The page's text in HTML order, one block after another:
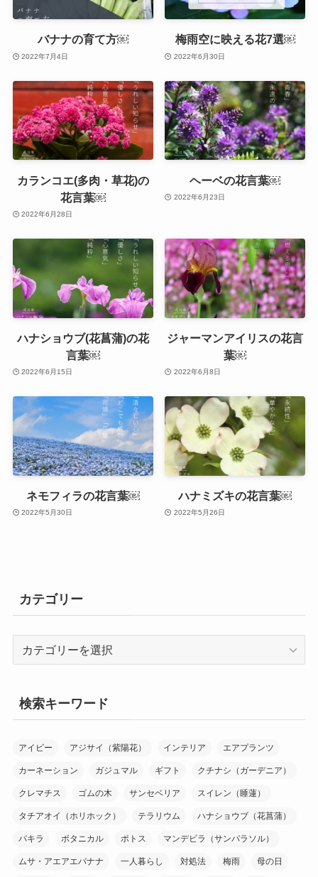
バナナの育て方￼
2022年7月4日
梅雨空に映える花7選￼
2022年6月30日
カランコエ(多肉・草花)の
花言葉￼
2022年6月28日
ヘーベの花言葉￼
2022年6月23日
ハナショウブ(花菖蒲)の花
言葉￼
2022年6月15日
ジャーマンアイリスの花言
葉￼
2022年6月8日
ネモフィラの花言葉￼
2022年5月30日
ハナミズキの花言葉￼
2022年5月26日
カテゴリー
リ
ー
検索キーワード
アイビー アジサイ（紫陽花） インテリア エアプランツ
カーネーション ガジュマル ギフト クチナシ（ガーデニア）
クレマチス ゴムの木 サンセベリア スイレン（睡蓮）
タチアオイ（ホリホック） テラリウム ハナショウブ（花菖蒲）
パキラ ボタニカル ポトス マンデビラ（サンパラソル）
ムサ・アエアエバナナ 一人暮らし 対処法 梅雨 母の日